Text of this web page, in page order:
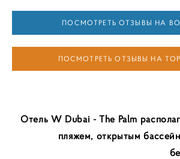
ПОСМОТРЕТЬ ОТЗЫВЫ НА
ПОСМОТРЕТЬ ОТЗЫВЫ НА
Отель W Dubai - The Palm
пляжем, открытым